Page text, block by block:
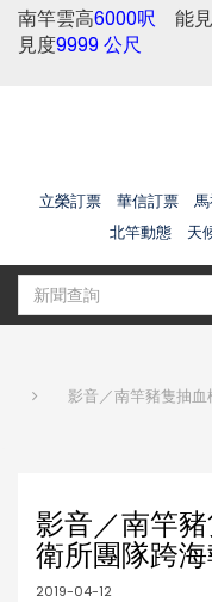
南竿雲高6000呎 能
見度9999 公尺
立榮訂票 華信訂票
北竿動態
天
影音／南竿豬隻抽
影音／南竿
衛所團隊跨
2019-04-12